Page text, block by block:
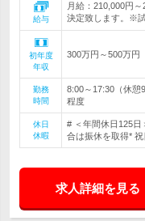
給与
月給：210,000円
決定致します。※
初年度
年収
300万円～500万円
勤務
時間
8:00～17:30（休
程度
休日
休暇
# ＜年間休日125
合は振休を取得*
求人詳細を見る